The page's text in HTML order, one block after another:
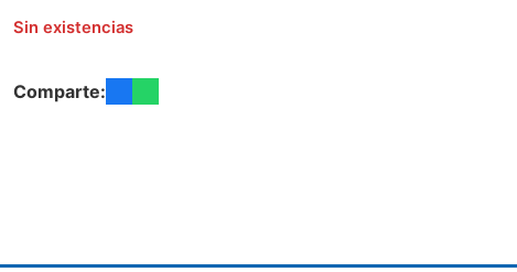
Sin existencias
Comparte: